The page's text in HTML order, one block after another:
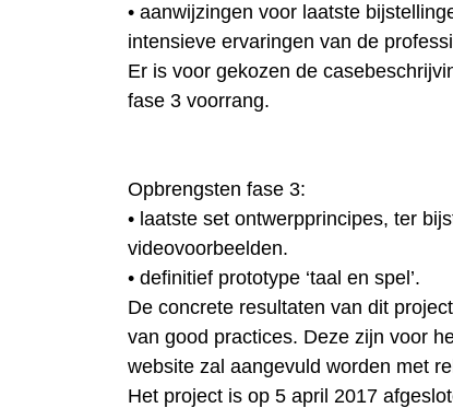
• aanwijzingen voor laatste
intensieve ervaringen van de
Er is voor gekozen de
fase 3 voorrang.
Opbrengsten fase 3:
• laatste set ontwerpprincipes, ter
videovoorbeelden.
• definitief prototype ‘taal en spel’.
De concrete resultaten van dit
van good practices. Deze zijn voor
website zal aangevuld worden met
Het project is op 5 april 2017